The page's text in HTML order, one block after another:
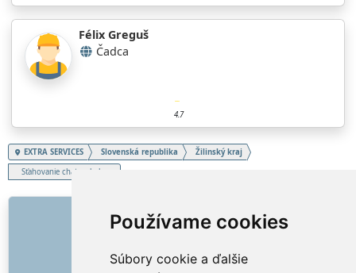
Používame cookies
Súbory cookie a ďalšie
Félix Greguš
Čadca
4.7
EXTRA SERVICES Slovenská republika
Žilinský kraj
Sťahovanie chaty, chalupy
ODKAZY
Ako to všetko začalo